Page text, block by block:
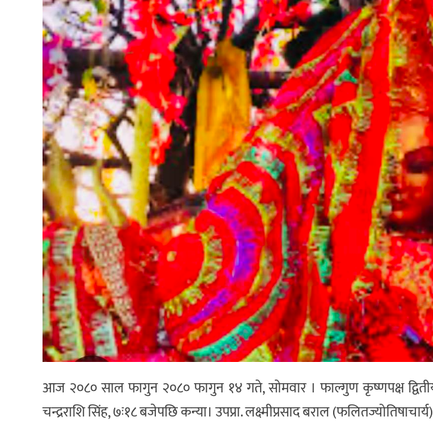
आज २०८० साल फागुन २०८० फागुन १४ गते, साेमवार । फाल्गुण कृष्णपक्ष द्वितीया
चन्द्रराशि सिंह, ७ः१८ बजेपछि कन्या। उपप्रा. लक्ष्मीप्रसाद बराल (फलितज्योतिषाचार्य)